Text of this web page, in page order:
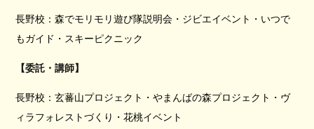
長野校：森でモリモリ遊び隊説明会・ジビエイベント・いつで
もガイド・スキーピクニック
【委託・講師】
長野校：玄蕃山プロジェクト・やまんばの森プロジェクト・ヴ
ィラフォレストづくり・花桃イベント